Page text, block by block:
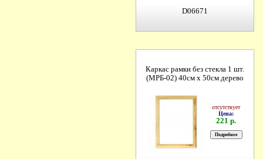
D06671
Каркас рамки без стекла 1 шт.
(МРБ-02) 40см х 50см дерево
отсутствует
Цена:
221 р.